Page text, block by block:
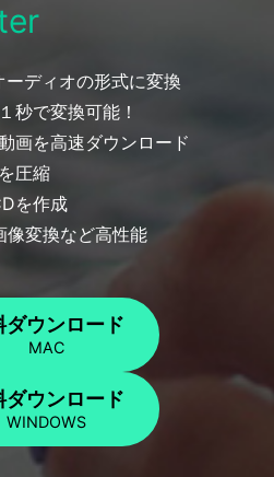
ディオの形式に変換
秒で変換可能！
画を高速ダウンロード
圧縮
を作成
像変換など高性能
ダウンロード
MAC
ダウンロード
WINDOWS